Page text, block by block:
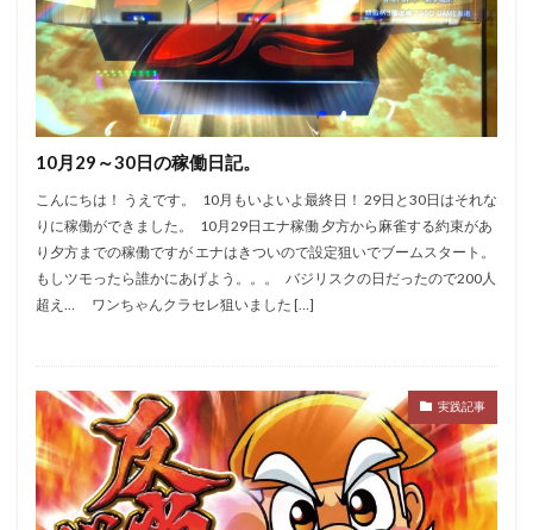
10月29～30日の稼働日記。
こんにちは！ うえです。 10月もいよいよ最終日！ 29日と30日はそれな
りに稼働ができました。 10月29日エナ稼働 夕方から麻雀する約束があ
り夕方までの稼働ですが エナはきついので設定狙いでブームスタート。
もしツモったら誰かにあげよう。。。 バジリスクの日だったので200人
超え… ワンちゃんクラセレ狙いました […]
実践記事